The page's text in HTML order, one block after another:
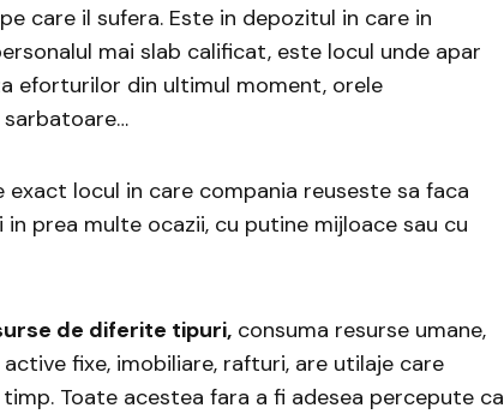
care il sufera. Este in depozitul in care in
mai slab calificat, este locul unde apar
eforturilor din ultimul moment, orele
sarbatoare…
locul in care compania reuseste sa faca
prea multe ocazii, cu putine mijloace sau cu
de diferite tipuri, consuma resurse umane,
fixe, imobiliare, rafturi, are utilaje care
Toate acestea fara a fi adesea percepute ca